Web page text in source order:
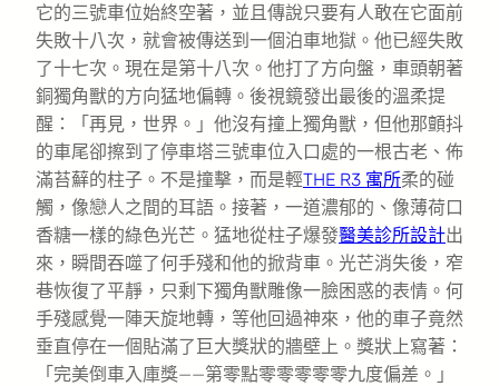
它的三號車位始終空著，並且傳說只要有人敢在它面前
失敗十八次，就會被傳送到一個泊車地獄。他已經失敗
了十七次。現在是第十八次。他打了方向盤，車頭朝著
銅獨角獸的方向猛地偏轉。後視鏡發出最後的溫柔提
醒：「再見，世界。」他沒有撞上獨角獸，但他那顫抖
的車尾卻擦到了停車塔三號車位入口處的一根古老、佈
滿苔蘚的柱子。不是撞擊，而是輕THE R3 寓所柔的碰
觸，像戀人之間的耳語。接著，一道濃郁的、像薄荷口
香糖一樣的綠色光芒。猛地從柱子爆發醫美診所設計出
來，瞬間吞噬了何手殘和他的掀背車。光芒消失後，窄
巷恢復了平靜，只剩下獨角獸雕像一臉困惑的表情。何
手殘感覺一陣天旋地轉，等他回過神來，他的車子竟然
垂直停在一個貼滿了巨大獎狀的牆壁上。獎狀上寫著：
「完美倒車入庫獎——第零點零零零零零九度偏差。」